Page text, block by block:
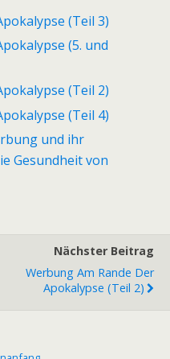
(Teil 3)
(5. und
(Teil 2)
(Teil 4)
und ihr
Gesundheit von
Nächster Beitrag
Werbung Am Rande Der
Apokalypse (Teil 2)